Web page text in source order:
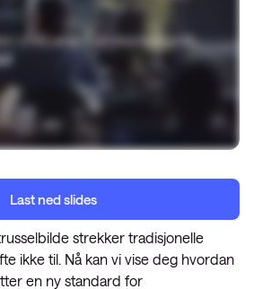
Last ned slides
strekker tradisjonelle
ikke til. Nå kan vi vise deg hvordan
en ny standard for